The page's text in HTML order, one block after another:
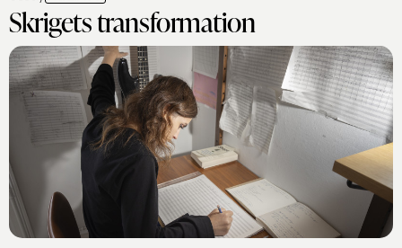
Skrigets transformation